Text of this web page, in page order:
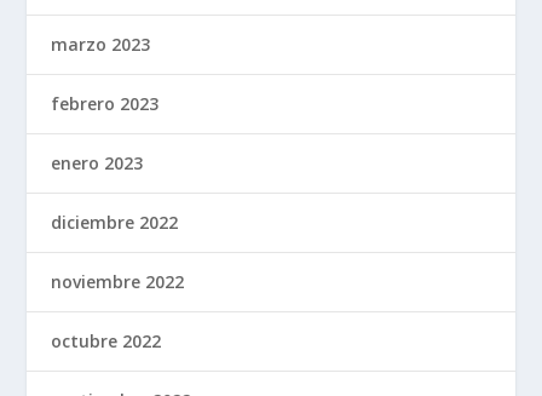
marzo 2023
febrero 2023
enero 2023
diciembre 2022
noviembre 2022
octubre 2022